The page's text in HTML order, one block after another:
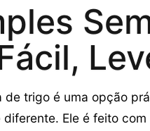
de trigo é uma opção
Ele é feito